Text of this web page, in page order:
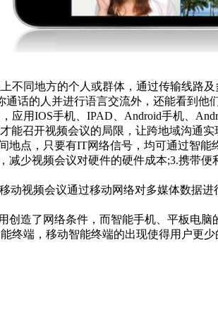
同地方的个人或群体，通过传输线路
话的人并进行语言交流外，还能看到他
用IOS手机、IPAD、Android手机、
召开视频会议的局限，让跨地域沟通
点，只要有IT网络信号，均可通过智
减少视频会议对硬件的硬件成本;3.携带
视频会议通过移动网络对多媒体数据
造了网络条件，而智能手机、平板电
终端，移动智能终端的出现使得用户更